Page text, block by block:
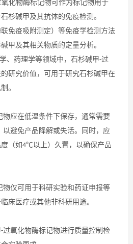
氧化物酶标记物可作为标记物用于
杉碱甲及其抗体的免疫检测。
联免疫吸附测定）等免疫学检测方法
甲及其相关物质的定量分析。
、药理学等领域中，石杉碱甲-过
研究价值，可用于研究石杉碱甲在
。
物应在低温条件下保存，通常需要
以避免产品降解或失活。同时，应
（如4℃以上）久置，以确保产品
物仅可用于科研实验和药证申报等
床医疗或其他非科研用途。
-过氧化物酶标记物进行质量控制检